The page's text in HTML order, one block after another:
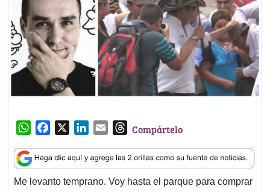
W
a
t
s
c
e
b
n
k
e
a
i
l
T
r
e
a
Compártelo
Me levanto temprano. Voy hasta el parque para comprar